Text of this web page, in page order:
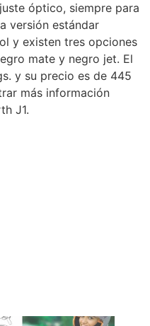
óptico, siempre para
versión estándar
y existen tres opciones
mate y negro jet. El
y su precio es de 445
más información
J1.